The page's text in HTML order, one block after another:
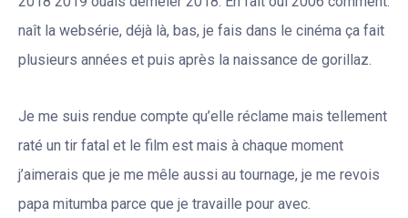
naît la websérie, déjà là, bas, je fais dans le cinéma ça fait
plusieurs années et puis après la naissance de gorillaz.
Je me suis rendue compte qu’elle réclame mais tellement
raté un tir fatal et le film est mais à chaque moment
j’aimerais que je me mêle aussi au tournage, je me revois
papa mitumba parce que je travaille pour avec.